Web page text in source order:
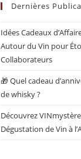
Dernières
Idées Cadeaux
Autour du Vin pour
Collaborateurs
🎁 Quel cadeau
de whisky ?
Découvrez
Dégustation de Vin à